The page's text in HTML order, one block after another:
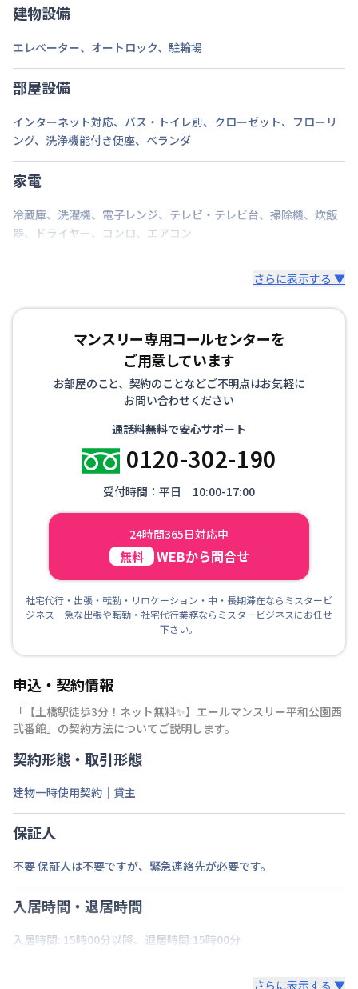
ご自身でご用意いただき持ち込みも可能です。
建物設備
エレベーター、 オートロック、 駐輪場
部屋設備
インターネット対応、 バス・トイレ別、 クローゼット、 フローリ
ング、 洗浄機能付き便座、 ベランダ
家電
冷蔵庫、 洗濯機、 電子レンジ、 テレビ・テレビ台、 掃除機、 炊飯
器、 ドライヤー、 コンロ、 エアコン
さらに表示する ▼
マンスリー専用コールセンターを
ご用意しています
お部屋のこと、契約のことなどご不明点はお気軽に
お問い合わせください
通話料無料で安心サポート
0120-302-190
受付時間：平日 10:00-17:00
24時間365日対応中
無料 WEBから問合せ
社宅代行・出張・転勤・リロケーション・中・長期滞在ならミスタービ
ジネス 急な出張や転勤・社宅代行業務ならミスタービジネスにお任せ
下さい。
申込・契約情報
「 【土橋駅徒歩3分！ネット無料✨】エールマンスリー平和公園西
弐番館 」の契約方法についてご説明します。
契約形態・取引形態
建物一時使用契約｜貸主
保証人
不要 保証人は不要ですが、緊急連絡先が必要です。
入居時間・退居時間
入居時間: 15時00分以降、退居時間:15時00分
さらに表示する ▼